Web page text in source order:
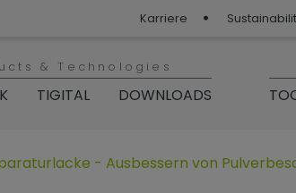
Karriere
& Technologies
TIGITAL DOWNLOADS
coatings.com“
für „TIGER Group“
öffnen für „TIGER Blog“
- Ausbessern von